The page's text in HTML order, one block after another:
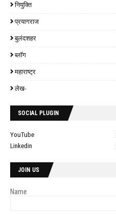
नियुक्ति
प्रयागराज
बुलंदशहर
ब्लॉग
महाराष्ट्र
लेख-
SOCIAL PLUGIN
YouTube
Linkedin
JOIN US
Name